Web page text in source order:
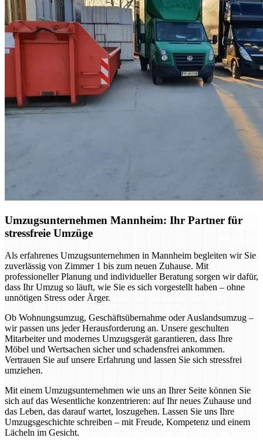
Umzugsunternehmen Mannheim: Ihr Partner für
stressfreie Umzüge
Als erfahrenes Umzugsunternehmen in Mannheim begleiten wir Sie
zuverlässig von Zimmer 1 bis zum neuen Zuhause. Mit
professioneller Planung und individueller Beratung sorgen wir dafür,
dass Ihr Umzug so läuft, wie Sie es sich vorgestellt haben – ohne
unnötigen Stress oder Ärger.
Ob Wohnungsumzug, Geschäftsübernahme oder Auslandsumzug –
wir passen uns jeder Herausforderung an. Unsere geschulten
Mitarbeiter und modernes Umzugsgerät garantieren, dass Ihre
Möbel und Wertsachen sicher und schadensfrei ankommen.
Vertrauen Sie auf unsere Erfahrung und lassen Sie sich stressfrei
umziehen.
Mit einem Umzugsunternehmen wie uns an Ihrer Seite können Sie
sich auf das Wesentliche konzentrieren: auf Ihr neues Zuhause und
das Leben, das darauf wartet, loszugehen. Lassen Sie uns Ihre
Umzugsgeschichte schreiben – mit Freude, Kompetenz und einem
Lächeln im Gesicht.